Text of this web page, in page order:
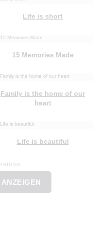
Life is short
15 Memories Made
Family is the home of our
heart
Life is beautiful